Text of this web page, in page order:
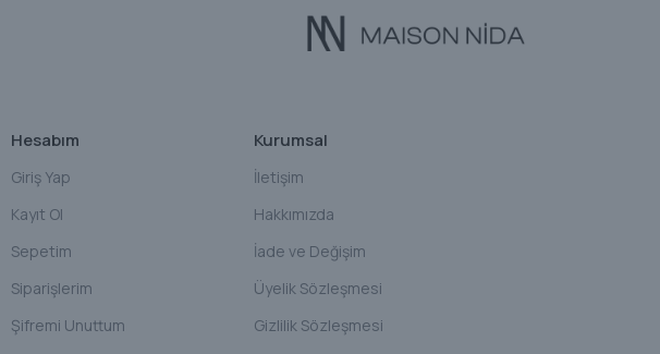
Hesabım
Giriş Yap
Kayıt Ol
Sepetim
Siparişlerim
Şifremi Unuttum
Kurumsal
İletişim
Hakkımızda
İade ve Değişim
Üyelik Sözleşmesi
Gizlilik Sözleşmesi